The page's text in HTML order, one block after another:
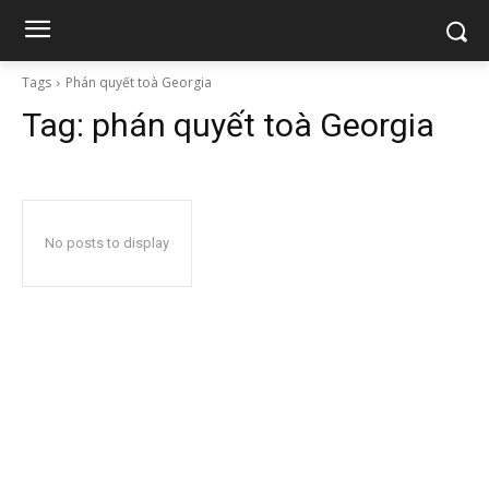
Tags Phán quyết toà Georgia
Tag: phán quyết toà Georgia
No posts to display